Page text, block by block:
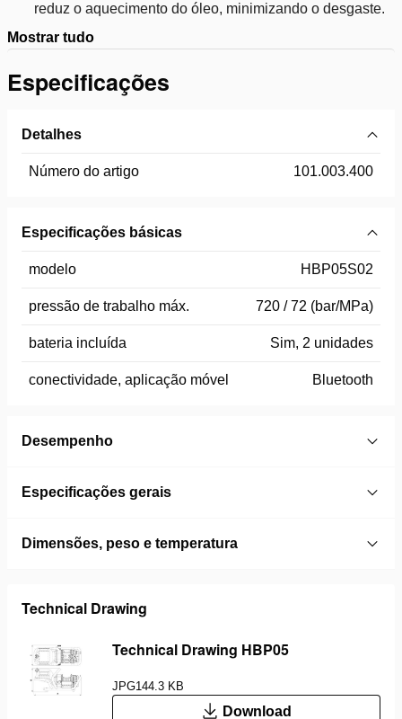
reduz o aquecimento do óleo, minimizando o desgaste.
Mostrar tudo
Especificações
Detalhes
Número do artigo 101.003.400
Especificações básicas
modelo HBP05S02
pressão de trabalho máx. 720 / 72 (bar/MPa)
bateria incluída Sim, 2 unidades
conectividade, aplicação móvel Bluetooth
Desempenho
Especificações gerais
Dimensões, peso e temperatura
Technical Drawing
Technical Drawing HBP05
JPG144.3 KB
Download